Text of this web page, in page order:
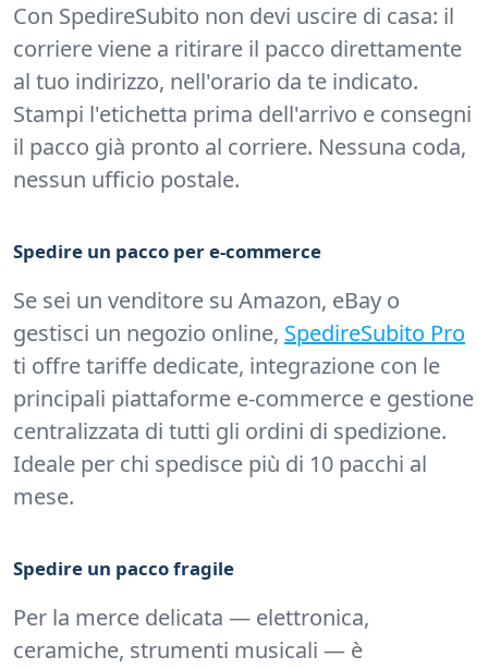
Con SpedireSubito non devi uscire di casa: il
corriere viene a ritirare il pacco direttamente
al tuo indirizzo, nell'orario da te indicato.
Stampi l'etichetta prima dell'arrivo e consegni
il pacco già pronto al corriere. Nessuna coda,
nessun ufficio postale.
Spedire un pacco per e-commerce
Se sei un venditore su Amazon, eBay o
gestisci un negozio online, SpedireSubito Pro
ti offre tariffe dedicate, integrazione con le
principali piattaforme e-commerce e gestione
centralizzata di tutti gli ordini di spedizione.
Ideale per chi spedisce più di 10 pacchi al
mese.
Spedire un pacco fragile
Per la merce delicata — elettronica,
ceramiche, strumenti musicali — è